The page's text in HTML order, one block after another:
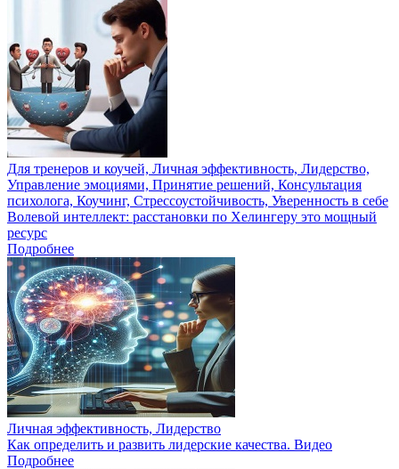
Для тренеров и коучей, Личная эффективность, Лидерство,
Управление эмоциями, Принятие решений, Консультация
психолога, Коучинг, Стрессоустойчивость, Уверенность в себе
Волевой интеллект: расстановки по Хелингеру это мощный
ресурс
Подробнее
Личная эффективность, Лидерство
Как определить и развить лидерские качества. Видео
Подробнее